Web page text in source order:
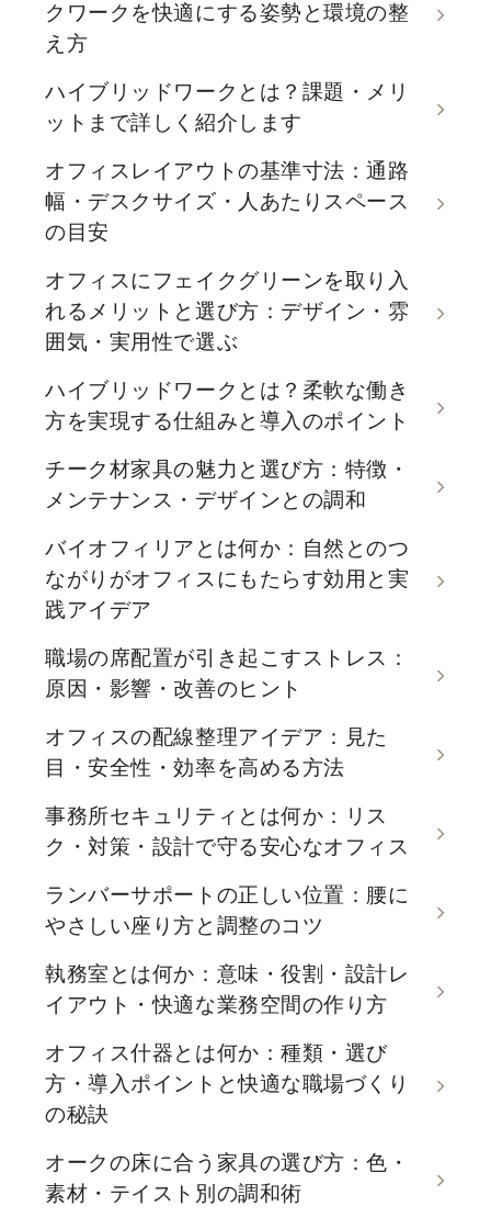
クワークを快適にする姿勢と環境の整
え方
ハイブリッドワークとは？課題・メリ
ットまで詳しく紹介します
オフィスレイアウトの基準寸法：通路
幅・デスクサイズ・人あたりスペース
の目安
オフィスにフェイクグリーンを取り入
れるメリットと選び方：デザイン・雰
囲気・実用性で選ぶ
ハイブリッドワークとは？柔軟な働き
方を実現する仕組みと導入のポイント
チーク材家具の魅力と選び方：特徴・
メンテナンス・デザインとの調和
バイオフィリアとは何か：自然とのつ
ながりがオフィスにもたらす効用と実
践アイデア
職場の席配置が引き起こすストレス：
原因・影響・改善のヒント
オフィスの配線整理アイデア：見た
目・安全性・効率を高める方法
事務所セキュリティとは何か：リス
ク・対策・設計で守る安心なオフィス
ランバーサポートの正しい位置：腰に
やさしい座り方と調整のコツ
執務室とは何か：意味・役割・設計レ
イアウト・快適な業務空間の作り方
オフィス什器とは何か：種類・選び
方・導入ポイントと快適な職場づくり
の秘訣
オークの床に合う家具の選び方：色・
素材・テイスト別の調和術